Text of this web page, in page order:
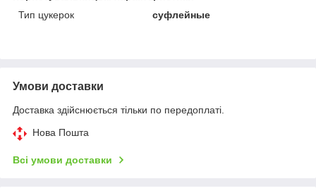
Тип цукерок
суфлейные
Умови доставки
Доставка здійснюється тільки по передоплаті.
Нова Пошта
Всі умови доставки